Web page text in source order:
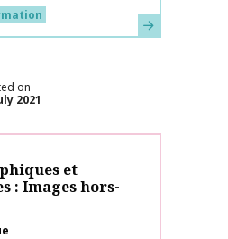
Learn more
on
2021
et
: Images hors-